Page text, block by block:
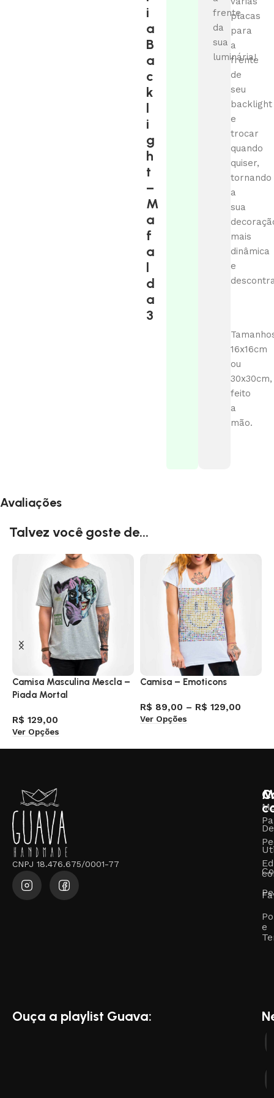
i
a
B
a
c
k
l
i
g
h
t
–
M
a
f
a
l
d
a
3
frente
da
sua
luminária!
placas
para
a
frente
de
seu
backlight
e
trocar
quando
quiser,
tornando
a
sua
mais
dinâmica
e
16x16cm
ou
30x30cm,
feito
a
mão.
Avaliações
Talvez você goste de...
Camisa Masculina Mescla –
Piada Mortal
R$ 129,00
Ver Opções
Camisa – Emoticons
R$ 89,00 – R$ 129,00
Ver Opções
CNPJ 18.476.675/0001-77
e
Ouça a playlist Guava: